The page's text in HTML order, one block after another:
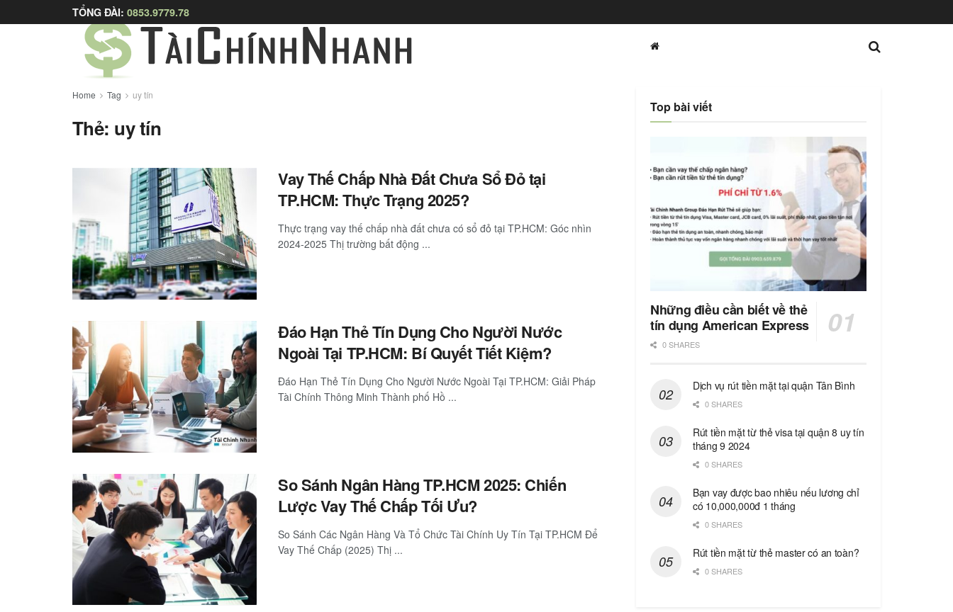
TỔNG ĐÀI: 0853.9779.78
Home Tag uy tín
Thẻ: uy tín
Vay Thế Chấp Nhà Đất Chưa Sổ Đỏ tại
TP.HCM: Thực Trạng 2025?
Thực trạng vay thế chấp nhà đất chưa có sổ đỏ tại TP.HCM: Góc nhìn
2024-2025 Thị trường bất động ...
Đáo Hạn Thẻ Tín Dụng Cho Người Nước
Ngoài Tại TP.HCM: Bí Quyết Tiết Kiệm?
Đáo Hạn Thẻ Tín Dụng Cho Người Nước Ngoài Tại TP.HCM: Giải Pháp
Tài Chính Thông Minh Thành phố Hồ ...
So Sánh Ngân Hàng TP.HCM 2025: Chiến
Lược Vay Thế Chấp Tối Ưu?
So Sánh Các Ngân Hàng Và Tổ Chức Tài Chính Uy Tín Tại TP.HCM Để
Vay Thế Chấp (2025) Thị ...
Top bài viết
Những điều cần biết về thẻ
tín dụng American Express
0 SHARES
Dịch vụ rút tiền mặt tại quận Tân Bình
0 SHARES
Rút tiền mặt từ thẻ visa tại quận 8 uy tín
tháng 9 2024
0 SHARES
Bạn vay được bao nhiêu nếu lương chỉ
có 10,000,000đ 1 tháng
0 SHARES
Rút tiền mặt từ thẻ master có an toàn?
0 SHARES